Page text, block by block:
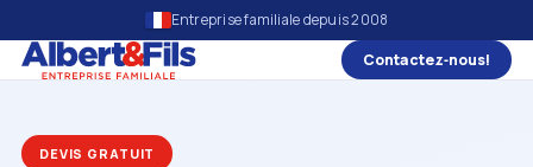
Entreprise familiale depuis 2008
Contactez‑nous!
DEVIS GRATUIT